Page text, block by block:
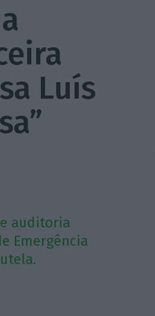
Luís
auditoria
Emergência